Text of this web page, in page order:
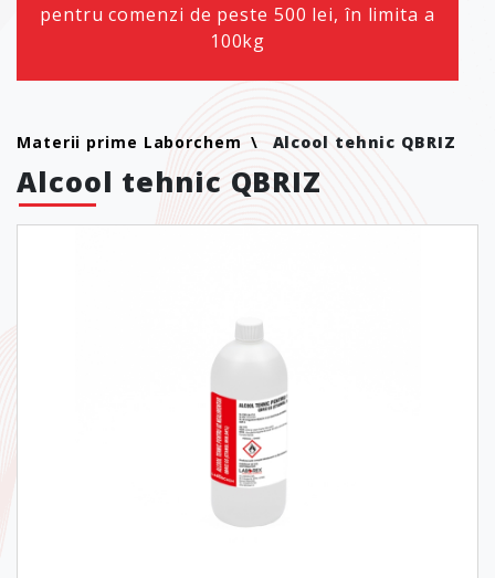
pentru comenzi de peste 500 lei, în limita a
100kg
Materii prime Laborchem Alcool tehnic QBRIZ
Alcool tehnic QBRIZ